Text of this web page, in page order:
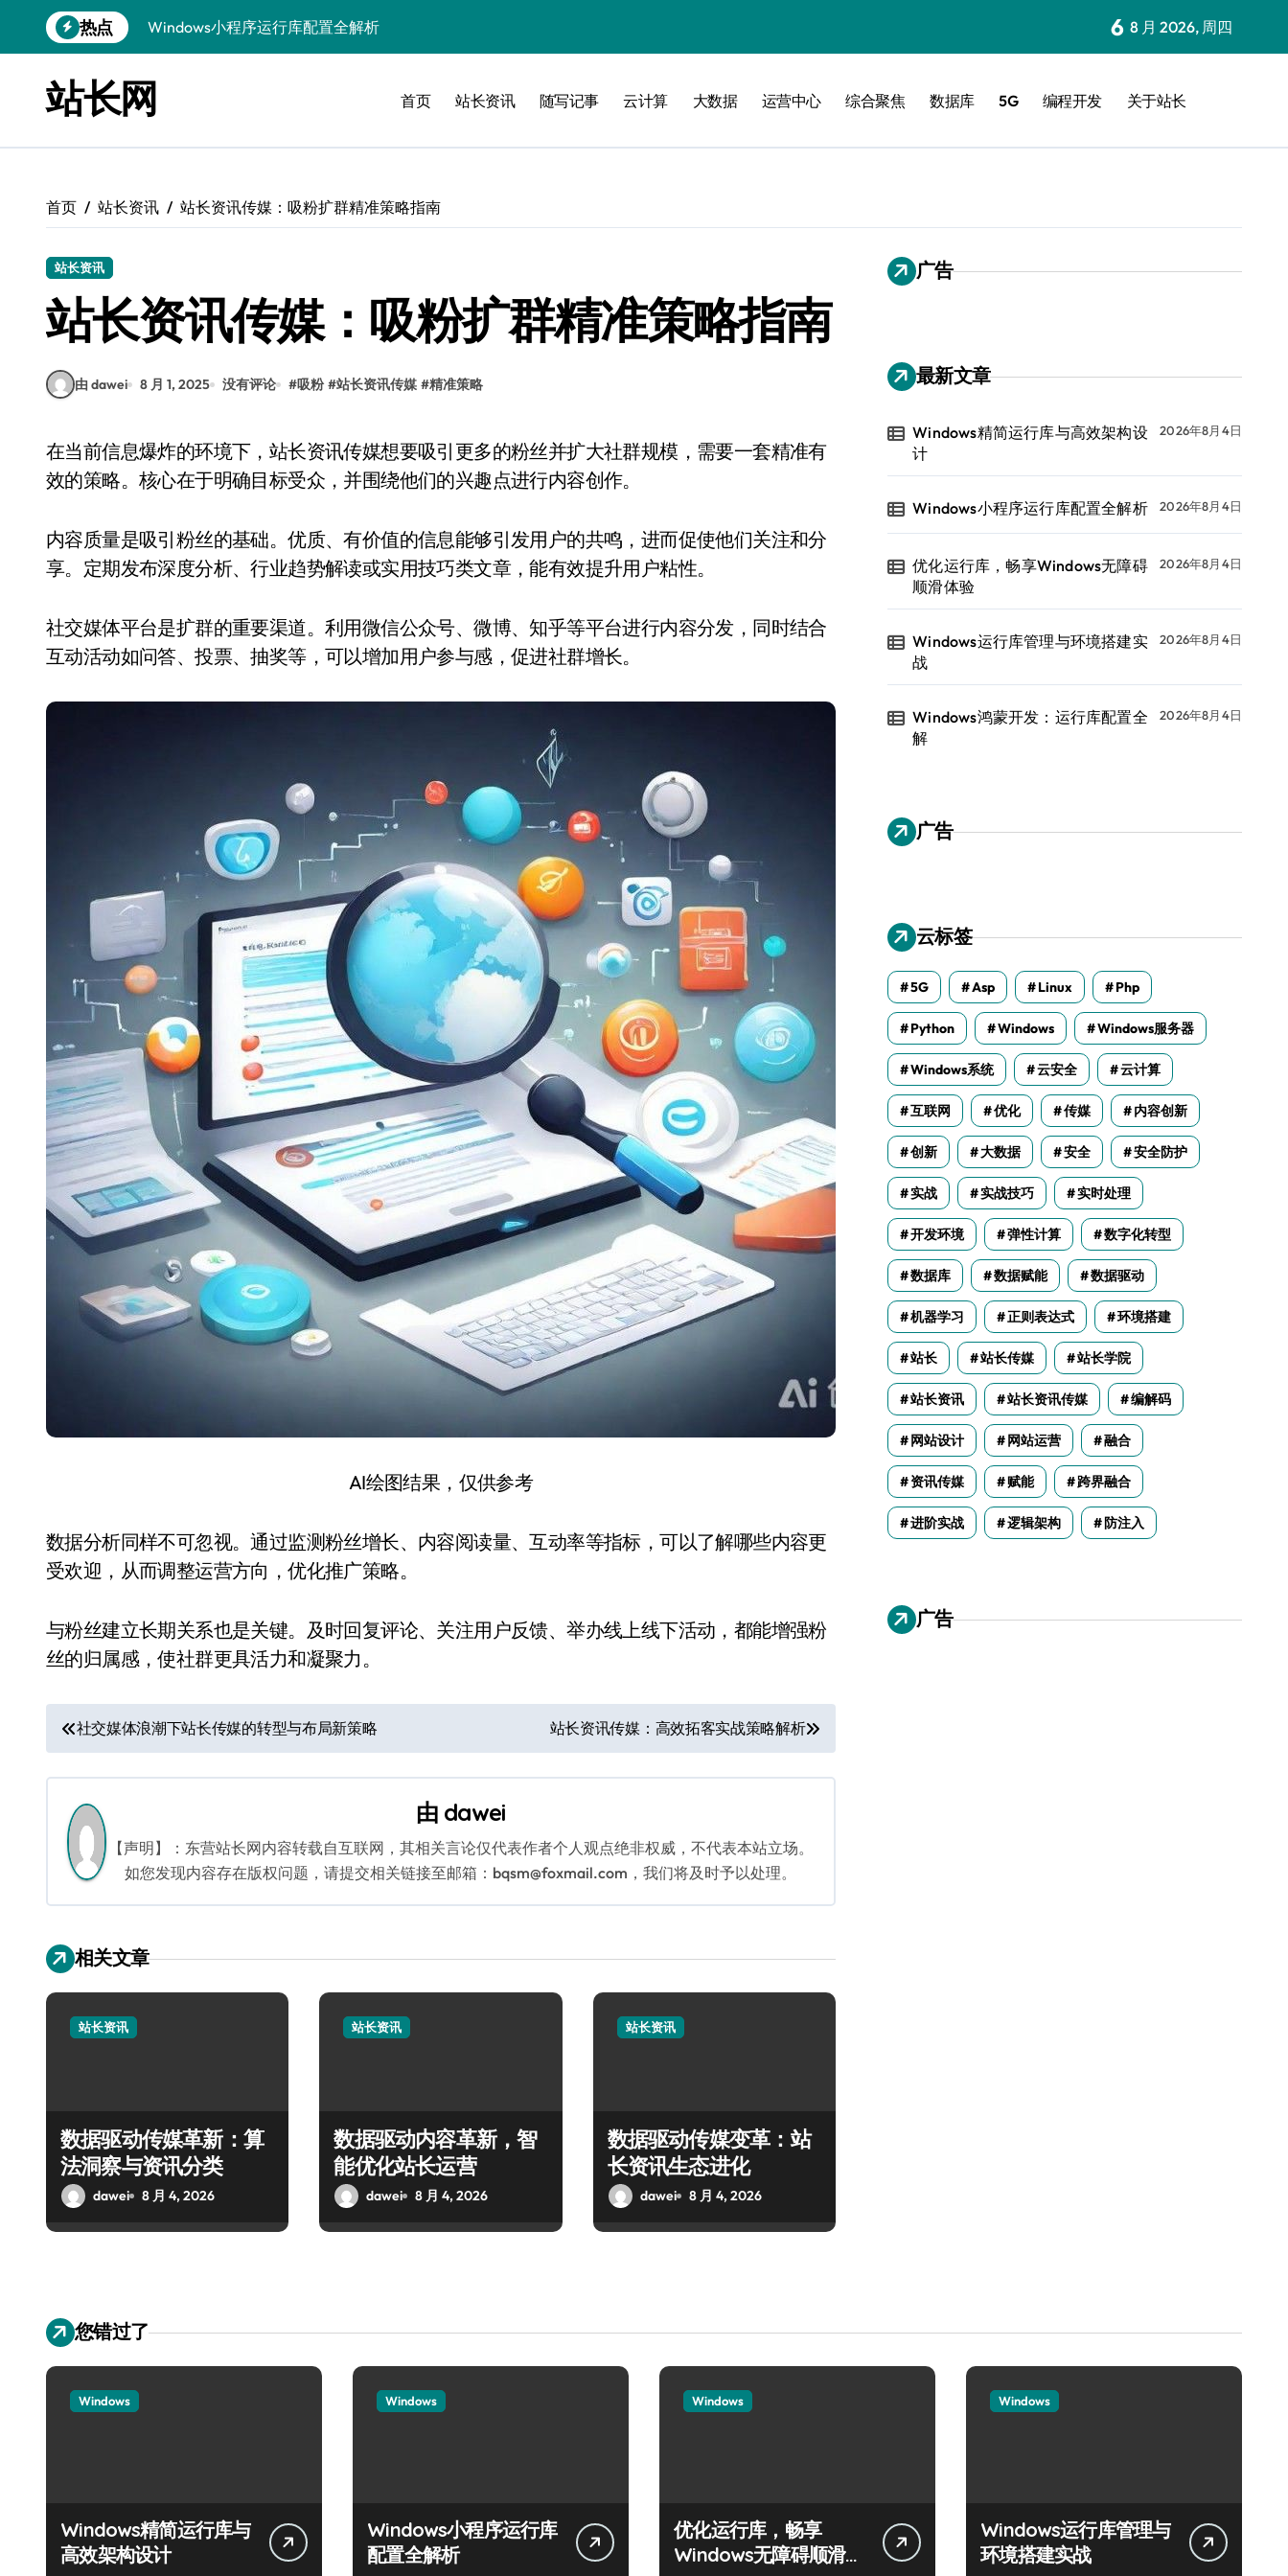
到
热点
Windows小程序运行库配置全解析
Windows运行库管理与环境搭建实战
Windows鸿蒙开发：运行库配置全解
Windows多媒体开发：运行库优化配置指南
Linux下VR开发：数据库配置与运行全攻略
Linux下计算机视觉数据库配置与优化
6 8 月 2026, 周四
站长网 首页 站长资讯 随写记事 云计算 大数据 运营中心 综合聚焦 数据库 5G 编程开发 关于站长
首页 站长资讯 站长资讯传媒：吸粉扩群精准策略指南
站长资讯
站长资讯传媒：吸粉扩群精准策略指南
由 dawei 8 月 1, 2025 没有评论 #吸粉 #站长资讯传媒 #精准策略
在当前信息爆炸的环境下，站长资讯传媒想要吸引更多的粉丝并扩大社群规模，需要一套精准有
效的策略。核心在于明确目标受众，并围绕他们的兴趣点进行内容创作。
内容质量是吸引粉丝的基础。优质、有价值的信息能够引发用户的共鸣，进而促使他们关注和分
享。定期发布深度分析、行业趋势解读或实用技巧类文章，能有效提升用户粘性。
社交媒体平台是扩群的重要渠道。利用微信公众号、微博、知乎等平台进行内容分发，同时结合
互动活动如问答、投票、抽奖等，可以增加用户参与感，促进社群增长。
AI绘图结果，仅供参考
数据分析同样不可忽视。通过监测粉丝增长、内容阅读量、互动率等指标，可以了解哪些内容更
受欢迎，从而调整运营方向，优化推广策略。
与粉丝建立长期关系也是关键。及时回复评论、关注用户反馈、举办线上线下活动，都能增强粉
丝的归属感，使社群更具活力和凝聚力。
文
章
导
航
社交媒体浪潮下站长传媒的转型与布局新策略 站长资讯传媒：高效拓客实战策略解析
由 dawei
【声明】：东营站长网内容转载自互联网，其相关言论仅代表作者个人观点绝非权威，不代表本站立场。
如您发现内容存在版权问题，请提交相关链接至邮箱：bqsm@foxmail.com，我们将及时予以处理。
相关文章
站长资讯
数据驱动传媒革新：算
法洞察与资讯分类
dawei 8 月 4, 2026
站长资讯
数据驱动内容革新，智
能优化站长运营
dawei 8 月 4, 2026
站长资讯
数据驱动传媒变革：站
长资讯生态进化
dawei 8 月 4, 2026
广告
最新文章
Windows精简运行库与高效架构设
计
2026年8月4日
Windows小程序运行库配置全解析 2026年8月4日
优化运行库，畅享Windows无障碍
顺滑体验
2026年8月4日
Windows运行库管理与环境搭建实
战
2026年8月4日
Windows鸿蒙开发：运行库配置全
解
2026年8月4日
广告
云标签
5G Asp Linux Php
Python Windows Windows服务器
Windows系统 云安全 云计算
互联网 优化 传媒 内容创新
创新 大数据 安全 安全防护
实战 实战技巧 实时处理
开发环境 弹性计算 数字化转型
数据库 数据赋能 数据驱动
机器学习 正则表达式 环境搭建
站长 站长传媒 站长学院
站长资讯 站长资讯传媒 编解码
网站设计 网站运营 融合
资讯传媒 赋能 跨界融合
进阶实战 逻辑架构 防注入
广告
您错过了
Windows
Windows精简运行库与
高效架构设计
Windows
Windows小程序运行库
配置全解析
Windows
优化运行库，畅享
Windows无障碍顺滑体
Windows
Windows运行库管理与
环境搭建实战